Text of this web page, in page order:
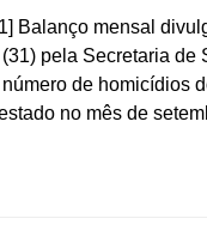
Balanço mensal
pela Secretaria de
de homicídios
no mês de